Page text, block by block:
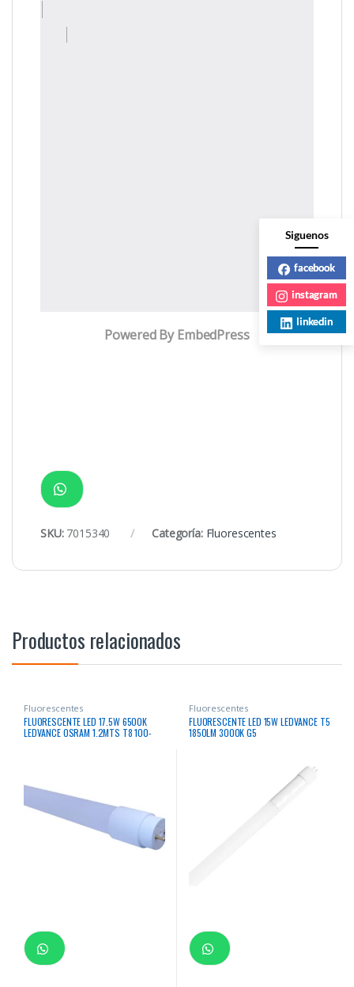
Powered By EmbedPress
SKU: 7015340 Categoría: Fluorescentes
Productos relacionados
Fluorescentes
FLUORESCENTE LED 17.5W 6500K
LEDVANCE OSRAM 1.2MTS T8 100-
Fluorescentes
FLUORESCENTE LED 15W LEDVANCE T5
1850LM 3000K G5
Siguenos
facebook
instagram
linkedin